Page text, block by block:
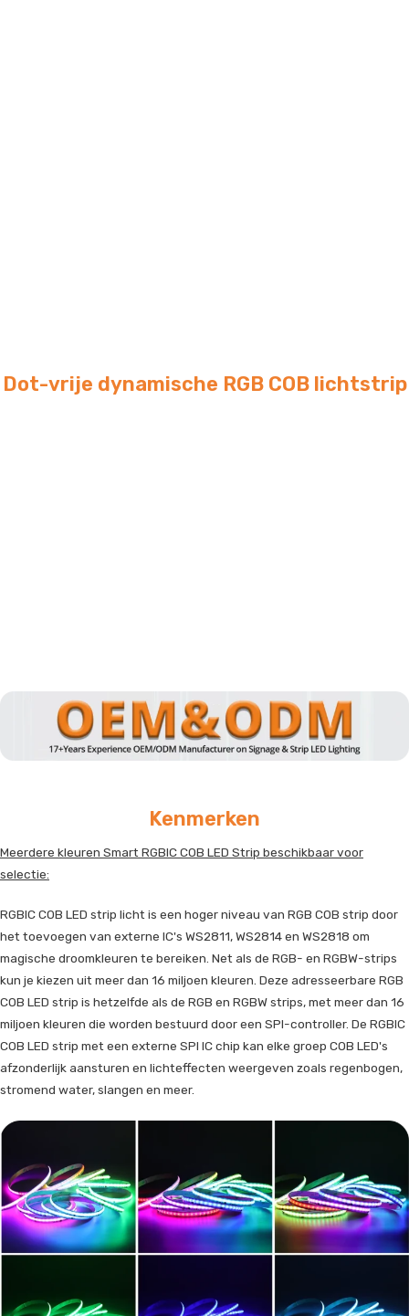
Dot-vrije dynamische RGB COB lichtstrip
Kenmerken
Meerdere kleuren Smart RGBIC COB LED Strip beschikbaar voor
selectie:
RGBIC COB LED strip licht is een hoger niveau van RGB COB strip door
het toevoegen van externe IC's WS2811, WS2814 en WS2818 om
magische droomkleuren te bereiken. Net als de RGB- en RGBW-strips
kun je kiezen uit meer dan 16 miljoen kleuren. Deze adresseerbare RGB
COB LED strip is hetzelfde als de RGB en RGBW strips, met meer dan 16
miljoen kleuren die worden bestuurd door een SPI-controller. De RGBIC
COB LED strip met een externe SPI IC chip kan elke groep COB LED's
afzonderlijk aansturen en lichteffecten weergeven zoals regenbogen,
stromend water, slangen en meer.